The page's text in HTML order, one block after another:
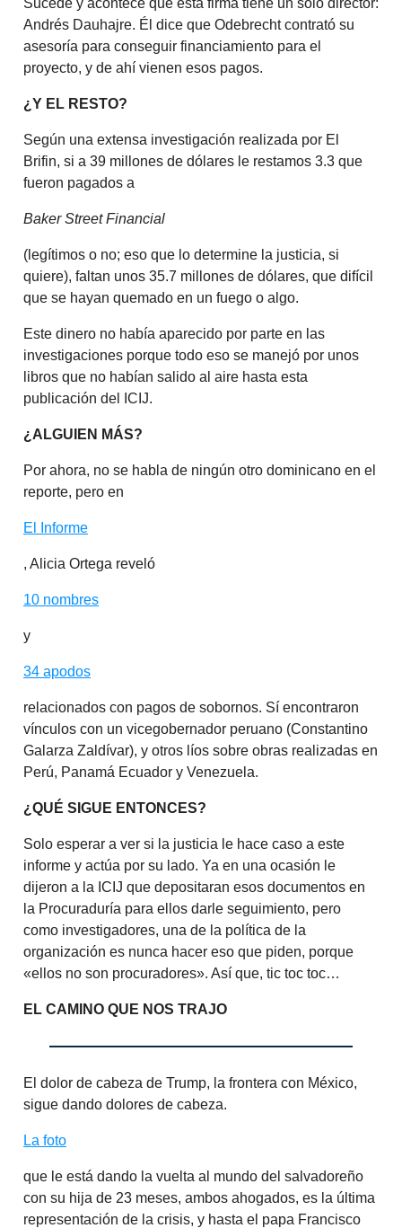
Sucede y acontece que esta firma tiene un solo director:
Andrés Dauhajre. Él dice que Odebrecht contrató su
asesoría para conseguir financiamiento para el
proyecto, y de ahí vienen esos pagos.
¿Y EL RESTO?
Según una extensa investigación realizada por El
Brifin, si a 39 millones de dólares le restamos 3.3 que
fueron pagados a
Baker Street Financial
(legítimos o no; eso que lo determine la justicia, si
quiere), faltan unos 35.7 millones de dólares, que difícil
que se hayan quemado en un fuego o algo.
Este dinero no había aparecido por parte en las
investigaciones porque todo eso se manejó por unos
libros que no habían salido al aire hasta esta
publicación del ICIJ.
¿ALGUIEN MÁS?
Por ahora, no se habla de ningún otro dominicano en el
reporte, pero en
El Informe
, Alicia Ortega reveló
10 nombres
y
34 apodos
relacionados con pagos de sobornos. Sí encontraron
vínculos con un vicegobernador peruano (Constantino
Galarza Zaldívar), y otros líos sobre obras realizadas en
Perú, Panamá Ecuador y Venezuela.
¿QUÉ SIGUE ENTONCES?
Solo esperar a ver si la justicia le hace caso a este
informe y actúa por su lado. Ya en una ocasión le
dijeron a la ICIJ que depositaran esos documentos en
la Procuraduría para ellos darle seguimiento, pero
como investigadores, una de la política de la
organización es nunca hacer eso que piden, porque
«ellos no son procuradores». Así que, tic toc toc…
EL CAMINO QUE NOS TRAJO
El dolor de cabeza de Trump, la frontera con México,
sigue dando dolores de cabeza.
La foto
que le está dando la vuelta al mundo del salvadoreño
con su hija de 23 meses, ambos ahogados, es la última
representación de la crisis, y hasta el papa Francisco